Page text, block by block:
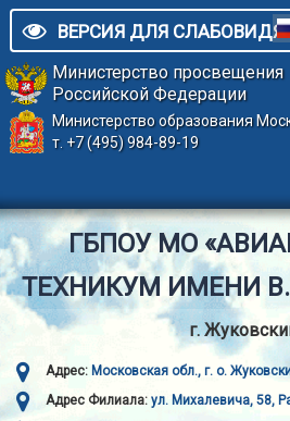
ВЕРСИЯ ДЛЯ
Министерство просвещения
Российской Федерации
Министерство образования
т. +7 (495) 984-89-19
ГБПОУ МО
ТЕХНИКУМ ИМЕНИ
г.
Адрес: Московская обл., г. о.
Адрес Филиала: ул. Михалевича, 58,